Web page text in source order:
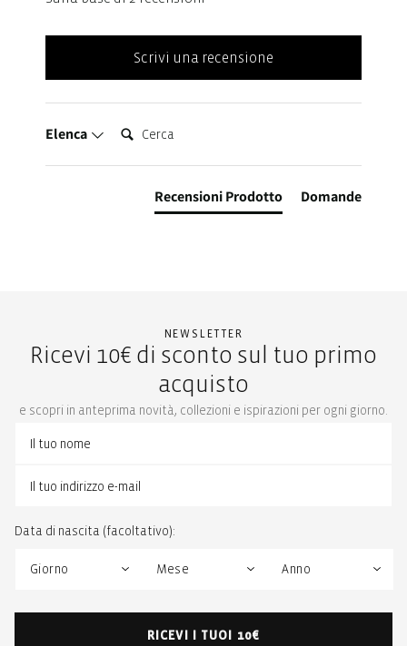
Scrivi una recensione
Elenca Cerca:
Recensioni Prodotto Domande
NEWSLETTER
Ricevi 10€ di sconto sul tuo primo
acquisto
e scopri in anteprima novità, collezioni e ispirazioni per ogni giorno.
Data di nascita (facoltativo):
RICEVI I TUOI 10€